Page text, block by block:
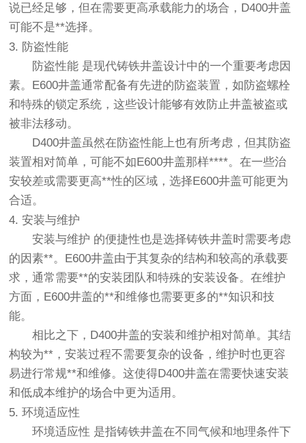
说已经足够，但在需要更高承载能力的场合，D400井盖
可能不是**选择。
3. 防盗性能
防盗性能 是现代铸铁井盖设计中的一个重要考虑因
素。E600井盖通常配备有先进的防盗装置，如防盗螺栓
和特殊的锁定系统，这些设计能够有效防止井盖被盗或
被非法移动。
D400井盖虽然在防盗性能上也有所考虑，但其防盗
装置相对简单，可能不如E600井盖那样****。在一些治
安较差或需要更高**性的区域，选择E600井盖可能更为
合适。
4. 安装与维护
安装与维护 的便捷性也是选择铸铁井盖时需要考虑
的因素**。E600井盖由于其复杂的结构和较高的承载要
求，通常需要**的安装团队和特殊的安装设备。在维护
方面，E600井盖的**和维修也需要更多的**知识和技
能。
相比之下，D400井盖的安装和维护相对简单。其结
构较为**，安装过程不需要复杂的设备，维护时也更容
易进行常规**和维修。这使得D400井盖在需要快速安装
和低成本维护的场合中更为适用。
5. 环境适应性
环境适应性 是指铸铁井盖在不同气候和地理条件下